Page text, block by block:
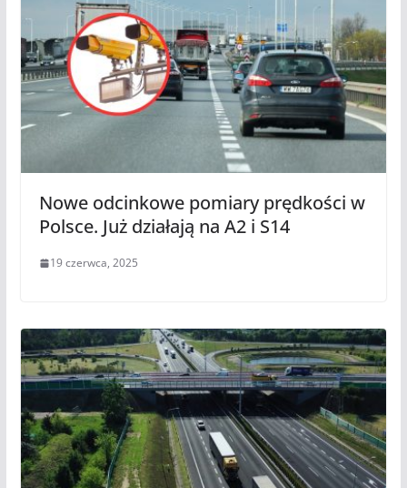
Nowe odcinkowe pomiary prędkości w
Polsce. Już działają na A2 i S14
19 czerwca, 2025